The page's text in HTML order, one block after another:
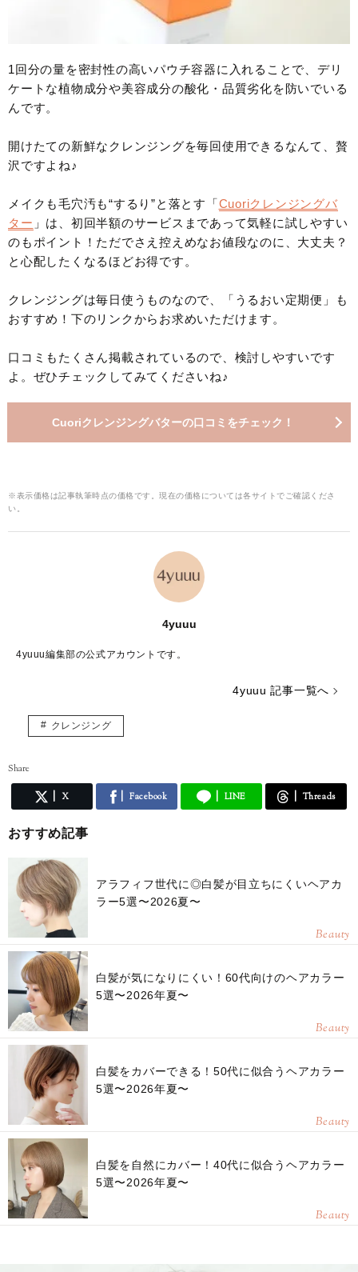
1回分の量を密封性の高いパウチ容器に入れることで、デリ
ケートな植物成分や美容成分の酸化・品質劣化を防いでいる
んです。
開けたての新鮮なクレンジングを毎回使用できるなんて、贅
沢ですよね♪
メイクも毛穴汚も“するり”と落とす「Cuoriクレンジングバ
ター 」は、初回半額のサービスまであって気軽に試しやすい
のもポイント！ただでさえ控えめなお値段なのに、大丈夫？
と心配したくなるほどお得です。
クレンジングは毎日使うものなので、「うるおい定期便」も
おすすめ！下のリンクからお求めいただけます。
口コミもたくさん掲載されているので、検討しやすいです
よ。ぜひチェックしてみてくださいね♪
Cuoriクレンジングバターの口コミをチェック！
※表示価格は記事執筆時点の価格です。現在の価格については各サイトでご確認くださ
い。
4yuuu
4yuuu編集部の公式アカウントです。
4yuuu 記事一覧へ
クレンジング
Share
X Facebook LINE Threads
おすすめ記事
アラフィフ世代に◎白髪が目立ちにくいヘアカ
ラー5選〜2026夏〜
Beauty
白髪が気になりにくい！60代向けのヘアカラー
5選〜2026年夏〜
Beauty
白髪をカバーできる！50代に似合うヘアカラー
5選〜2026年夏〜
Beauty
白髪を自然にカバー！40代に似合うヘアカラー
5選〜2026年夏〜
Beauty